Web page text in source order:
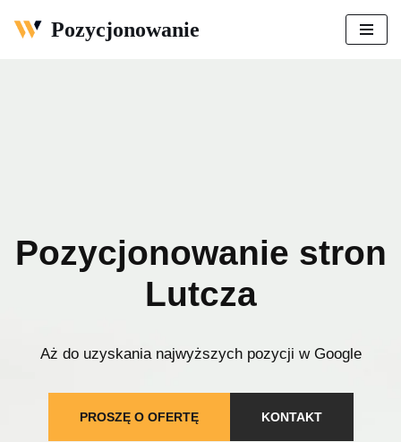
Pozycjonowanie
Pozycjonowanie stron
Lutcza
Aż do uzyskania najwyższych pozycji w Google
PROSZĘ O OFERTĘ KONTAKT